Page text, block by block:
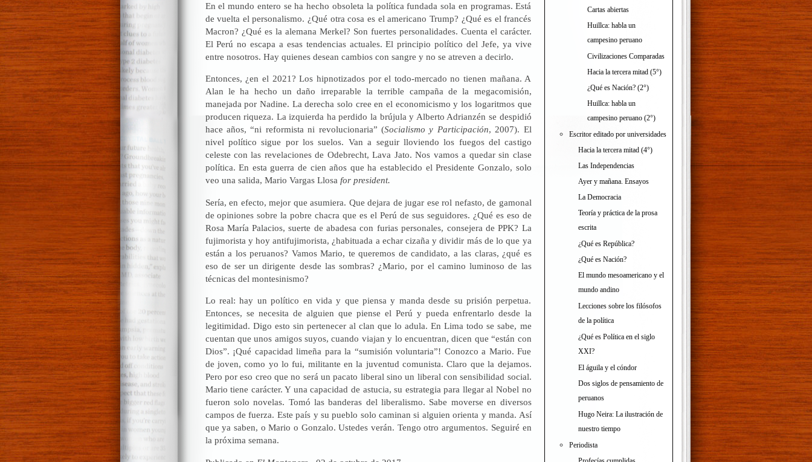
En el mundo entero se ha hecho obsoleta la política fundada sola en programas. Está
de vuelta el personalismo. ¿Qué otra cosa es el americano Trump? ¿Qué es el francés
Macron? ¿Qué es la alemana Merkel? Son fuertes personalidades. Cuenta el carácter.
El Perú no escapa a esas tendencias actuales. El principio político del Jefe, ya vive
entre nosotros. Hay quienes desean cambios con sangre y no se atreven a decirlo.
Entonces, ¿en el 2021? Los hipnotizados por el todo-mercado no tienen mañana. A
Alan le ha hecho un daño irreparable la terrible campaña de la megacomisión,
manejada por Nadine. La derecha solo cree en el economicismo y los logaritmos que
producen riqueza. La izquierda ha perdido la brújula y Alberto Adrianzén se despidió
hace años, “ni reformista ni revolucionaria” (Socialismo y Participación, 2007). El
nivel político sigue por los suelos. Van a seguir lloviendo los fuegos del castigo
celeste con las revelaciones de Odebrecht, Lava Jato. Nos vamos a quedar sin clase
política. En esta guerra de cien años que ha establecido el Presidente Gonzalo, solo
veo una salida, Mario Vargas Llosa for president.
Sería, en efecto, mejor que asumiera. Que dejara de jugar ese rol nefasto, de gamonal
de opiniones sobre la pobre chacra que es el Perú de sus seguidores. ¿Qué es eso de
Rosa María Palacios, suerte de abadesa con furias personales, consejera de PPK? La
fujimorista y hoy antifujimorista, ¿habituada a echar cizaña y dividir más de lo que ya
están a los peruanos? Vamos Mario, te queremos de candidato, a las claras, ¿qué es
eso de ser un dirigente desde las sombras? ¿Mario, por el camino luminoso de las
técnicas del montesinismo?
Lo real: hay un político en vida y que piensa y manda desde su prisión perpetua.
Entonces, se necesita de alguien que piense el Perú y pueda enfrentarlo desde la
legitimidad. Digo esto sin pertenecer al clan que lo adula. En Lima todo se sabe, me
cuentan que unos amigos suyos, cuando viajan y lo encuentran, dicen que “están con
Dios”. ¡Qué capacidad limeña para la “sumisión voluntaria”! Conozco a Mario. Fue
de joven, como yo lo fui, militante en la juventud comunista. Claro que la dejamos.
Pero por eso creo que no será un pacato liberal sino un liberal con sensibilidad social.
Mario tiene carácter. Y una capacidad de astucia, su estrategia para llegar al Nobel no
fueron solo novelas. Tomó las banderas del liberalismo. Sabe moverse en diversos
campos de fuerza. Este país y su pueblo solo caminan si alguien orienta y manda. Así
que ya saben, o Mario o Gonzalo. Ustedes verán. Tengo otro argumentos. Seguiré en
la próxima semana.
Cartas abiertas
Huillca: habla un
campesino peruano
Civilizaciones Comparadas
Hacia la tercera mitad (5°)
¿Qué es Nación? (2°)
Huillca: habla un
campesino peruano (2°)
Escritor editado por universidades
Hacia la tercera mitad (4°)
Las Independencias
Ayer y mañana. Ensayos
La Democracia
Teoría y práctica de la prosa
escrita
¿Qué es República?
¿Qué es Nación?
El mundo mesoamericano y el
mundo andino
Lecciones sobre los filósofos
de la política
¿Qué es Política en el siglo
XXI?
El águila y el cóndor
Dos siglos de pensamiento de
peruanos
Hugo Neira: La ilustración de
nuestro tiempo
Periodista